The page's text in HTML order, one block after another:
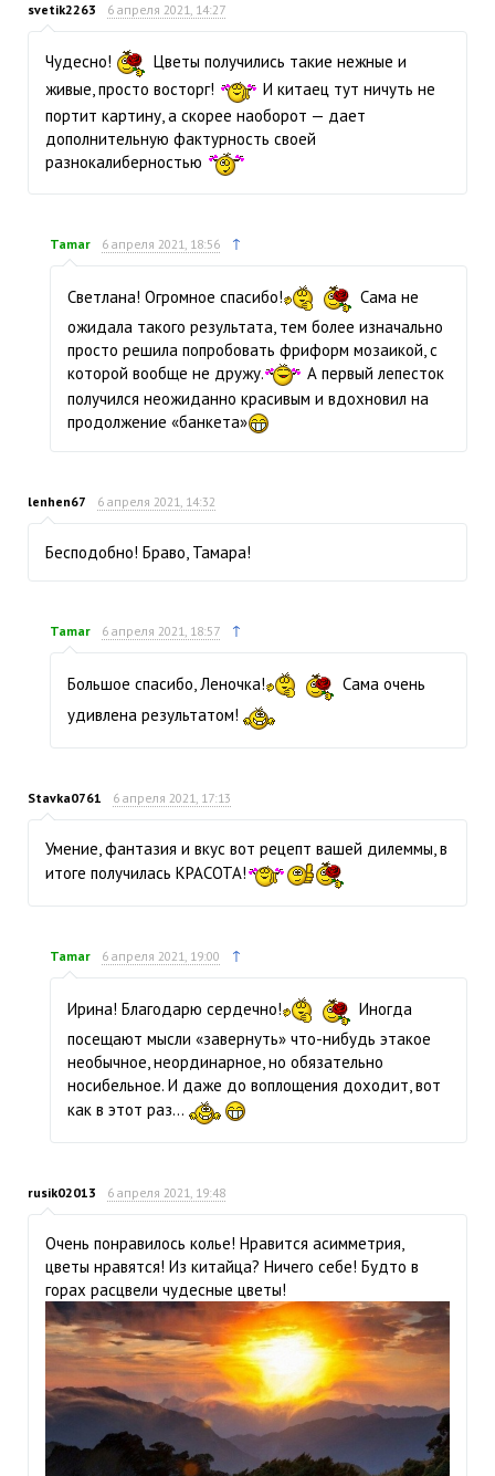
svetik2263 6 апреля 2021, 14:27
Чудесно!
Цветы получились такие нежные и
живые, просто восторг!
И китаец тут ничуть не
портит картину, а скорее наоборот — дает
дополнительную фактурность своей
разнокалиберностью
Tamar 6 апреля 2021, 18:56 ↑
Светлана! Огромное спасибо!
Сама не
ожидала такого результата, тем более изначально
просто решила попробовать фриформ мозаикой, с
которой вообще не дружу.
А первый лепесток
получился неожиданно красивым и вдохновил на
продолжение «банкета»
lenhen67 6 апреля 2021, 14:32
Бесподобно! Браво, Тамара!
Tamar 6 апреля 2021, 18:57 ↑
Большое спасибо, Леночка!
Сама очень
удивлена результатом!
Stavka0761 6 апреля 2021, 17:13
Умение, фантазия и вкус вот рецепт вашей дилеммы, в
итоге получилась КРАСОТА!
Tamar 6 апреля 2021, 19:00 ↑
Ирина! Благодарю сердечно!
Иногда
посещают мысли «завернуть» что-нибудь этакое
необычное, неординарное, но обязательно
носибельное. И даже до воплощения доходит, вот
как в этот раз...
rusik02013 6 апреля 2021, 19:48
Очень понравилось колье! Нравится асимметрия,
цветы нравятся! Из китайца? Ничего себе! Будто в
горах расцвели чудесные цветы!